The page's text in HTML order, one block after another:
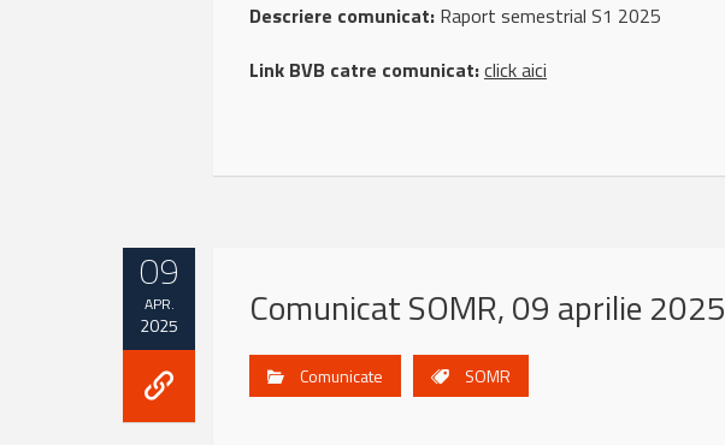
Descriere comunicat: Raport semestrial S1 2025
Link BVB catre comunicat:click aici
09
APR.
2025 Comunicat SOMR, 09 aprilie 2025
Comunicate SOMR